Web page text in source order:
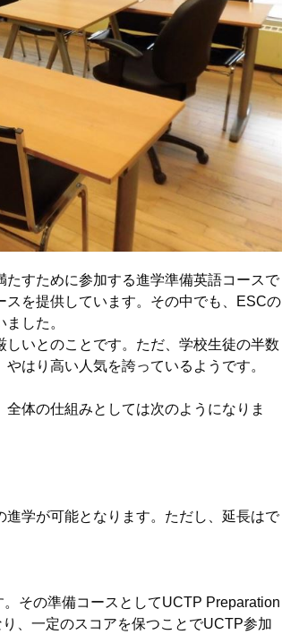
すために参加する進学準備英語コースで
を提供しています。その中でも、ESCの
した。
いとのことです。ただ、学校生徒の半数
はり高い人気を誇っているようです。
体の仕組みとしては次のようになりま
学が可能となります。ただし、延長はで
その準備コースとしてUCTP Preparation
、一定のスコアを保つことでUCTP参加